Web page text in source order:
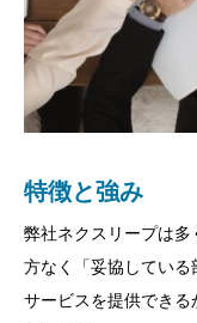
特徴と強み
弊社ネクスリープは
方なく「妥協してい
サービスを提供でき
企業理念
１．提供するサービ
れる企業であること
代表者御挨拶
新時代のICT化の
本へ
弊社は現代社会にお